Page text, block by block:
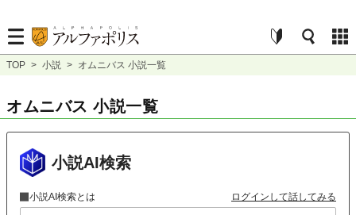
TOP > 小説 > オムニバス 小説一覧
オムニバス 小説一覧
小説AI検索
小説AI検索とは ログインして話してみる